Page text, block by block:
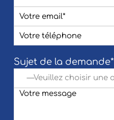
Sujet de la demande*